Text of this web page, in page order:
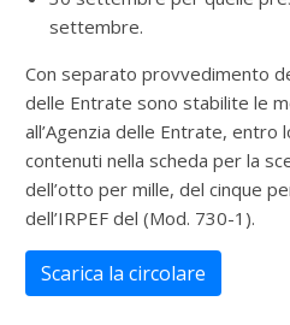
settembre.
Con separato provvedimento
delle Entrate sono stabilite le
all’Agenzia delle Entrate,
contenuti nella scheda per la
dell’otto per mille, del cinque
dell’IRPEF del (Mod. 730-1).
Scarica la circolare